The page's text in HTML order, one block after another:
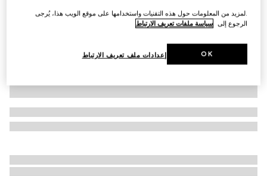
.لمزيد من المعلومات حول هذه التقنيات واستخدامها على موقع الويب هذا، يُرجى
الرجوع إلى سياسة ملفات تعريف الارتباط
إعدادات ملف تعريف الارتباط OK